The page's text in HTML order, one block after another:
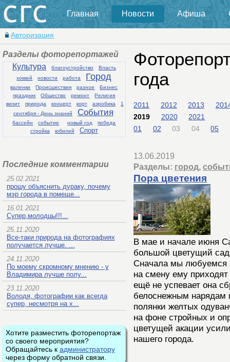
Главная Новости Афиша
Авторизация
Разделы фоторепортажей
Культура благоустройство
Власть
хоккей
новости работа Город
валенки Происшествия разное
Бизнес
праздник
Общество ремонт
Религия
визит
природа концерт корт аэробика
1
сентября - День знаний
События
бассейн событие новый год
победа
стройка
юбилей Спорт
Последние комментарии
25.02.2021
прошу объяснить дураку, почему
мэр города в помеще...
16.01.2021
Супер,молодцы!!!...
25.11.2020
Все-таки природа на фотографиях
получается лучше. ...
24.11.2020
По моему скромному мнению - у
Владимира лучше полу...
23.11.2020
Володя, фотографии как всегда
супер, несмотря на х...
Хотите разместить фоторепортаж
со своего мероприятия?
Обращайтесь к администратору
через форму обратной связи.
года
2011 2012 2013
2019
2020
2021
01
02 03 04 05
13.06.2019
Разделы: город,
Пора цветения
В мае и начале июня
большой цветущий
Сначала мы любуемся
на смену ему
ещё не успевает она
белоснежным нарядам
полянки желтых
на фоне стройных и
цветущей акации
нашего города.